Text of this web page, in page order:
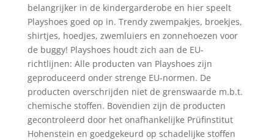
belangrijker in de kindergarderobe en hier speelt
Playshoes goed op in. Trendy zwempakjes, broekjes,
shirtjes, hoedjes, zwemluiers en zonnehoezen voor
de buggy! Playshoes houdt zich aan de EU-
richtlijnen: Alle producten van Playshoes zijn
geproduceerd onder strenge EU-normen. De
producten overschrijden niet de grenswaarde m.b.t.
chemische stoffen. Bovendien zijn de producten
gecontroleerd door het onafhankelijke Prüfinstitut
Hohenstein en goedgekeurd op schadelijke stoffen